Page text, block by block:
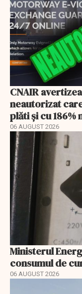
CNAIR
neautorizat
plăti și cu 186%
06 AUGUST 2026
Ministerul
consumul de
06 AUGUST 2026